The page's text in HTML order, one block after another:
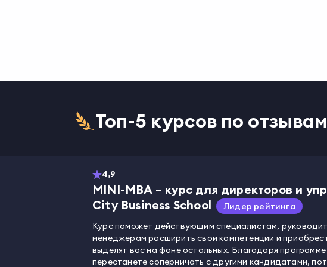
Топ-5 курсов по
4,9
MINI-MBA – курс для директоров и
City Business School
Лидер рейтинга
Курс поможет действующим специалистам,
менеджерам расширить свои компетенции и
выделят вас на фоне остальных. Благодаря программе
перестанете соперничать с другими кандидатами,